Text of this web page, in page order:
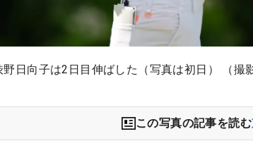
野日向子は2日目伸ばした（写真は初日） （撮
この写真の記事を読む